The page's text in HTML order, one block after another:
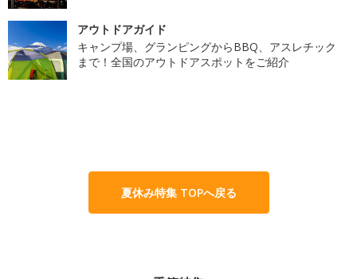
アウトドアガイド
キャンプ場、グランピングからBBQ、アスレチック
まで！全国のアウトドアスポットをご紹介
夏休み特集 TOPへ戻る